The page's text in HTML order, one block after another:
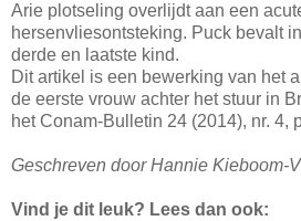
Arie plotseling overlijdt aan een
hersenvliesontsteking. Puck bevalt
derde en laatste kind.
Dit artikel is een bewerking van het
de eerste vrouw achter het stuur in
het Conam-Bulletin 24 (2014), nr. 4,
Geschreven door Hannie Kieboom-
Vind je dit leuk? Lees dan ook: